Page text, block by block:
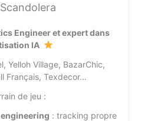
Engineer et expert dans
IA
Yelloh Village, BazarChic,
Français, Texdecor…
de jeu :
: tracking propre